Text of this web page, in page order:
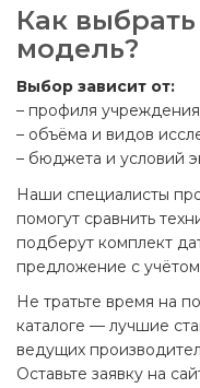
Как
модель?
Выбор зависит от:
– профиля учреждения
– объёма и видов
– бюджета и условий
Наши специалисты
помогут сравнить
подберут комплект
предложение с
Не тратьте время на
каталоге — лучшие
ведущих
Оставьте заявку на